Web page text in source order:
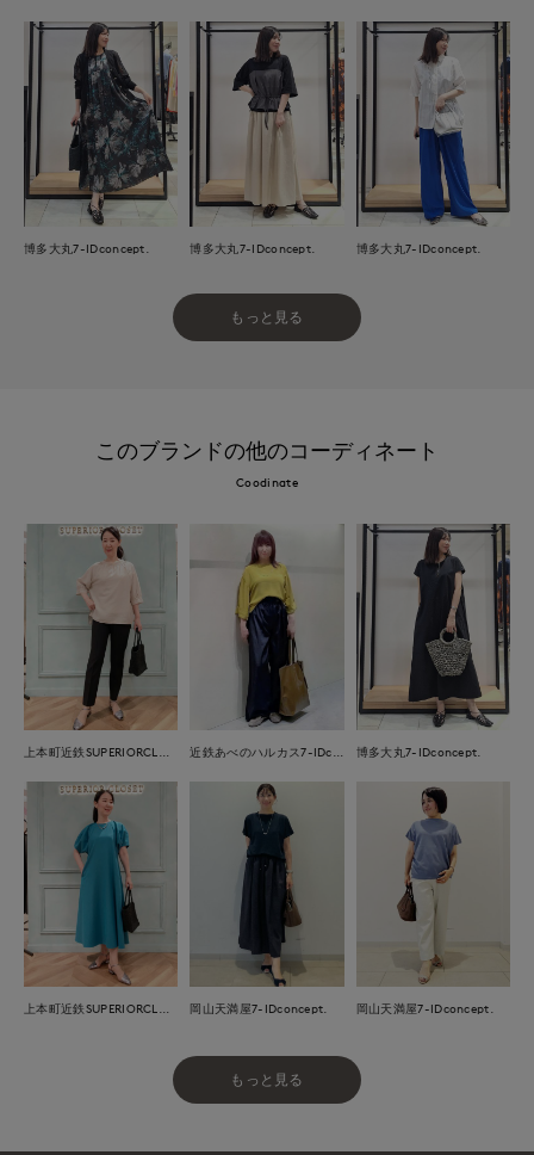
博多大丸7-IDconcept. 博多大丸7-IDconcept. 博多大丸7-IDconcept.
もっと見る
このブランドの他のコーディネート
Coodinate
博多大丸7-IDconcept.
岡山天満屋7-IDconcept. 岡山天満屋7-IDconcept.
もっと見る